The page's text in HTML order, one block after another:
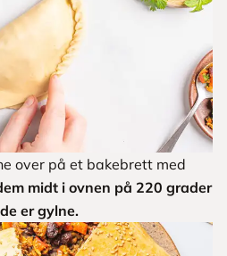
over på et bakebrett med
midt i ovnen på 220 grader
er gylne.